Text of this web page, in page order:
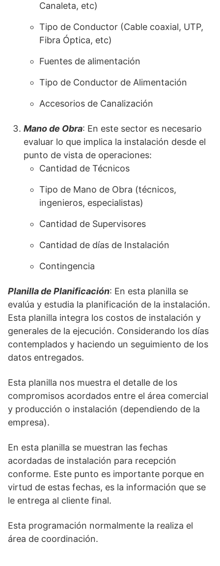
Canaleta, etc)
Tipo de Conductor (Cable coaxial, UTP,
Fibra Óptica, etc)
Fuentes de alimentación
Tipo de Conductor de Alimentación
Accesorios de Canalización
Mano de Obra: En este sector es necesario
evaluar lo que implica la instalación desde el
punto de vista de operaciones:
Cantidad de Técnicos
Tipo de Mano de Obra (técnicos,
ingenieros, especialistas)
Cantidad de Supervisores
Cantidad de días de Instalación
Contingencia
Planilla de Planificación: En esta planilla se
evalúa y estudia la planificación de la instalación.
Esta planilla integra los costos de instalación y
generales de la ejecución. Considerando los días
contemplados y haciendo un seguimiento de los
datos entregados.
Esta planilla nos muestra el detalle de los
compromisos acordados entre el área comercial
y producción o instalación (dependiendo de la
empresa).
En esta planilla se muestran las fechas
acordadas de instalación para recepción
conforme. Este punto es importante porque en
virtud de estas fechas, es la información que se
le entrega al cliente final.
Esta programación normalmente la realiza el
área de coordinación.